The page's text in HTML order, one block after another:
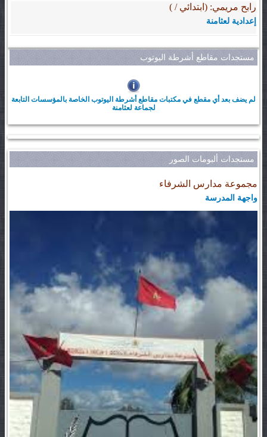
رابح مريمي: (ابتدائي / )
إعدادية لعثامنة
مستجدات مقاطع أشرطة اليوتوب
لم يضف بعد أي مقطع في مكتبات مقاطع أشرطة اليوتوب الخاصة بالمؤسسات التابعة
لجماعة لعثامنة
مستجدات ألبومات الصور
مجموعة مدارس الشرفاء
واجهة المدرسة